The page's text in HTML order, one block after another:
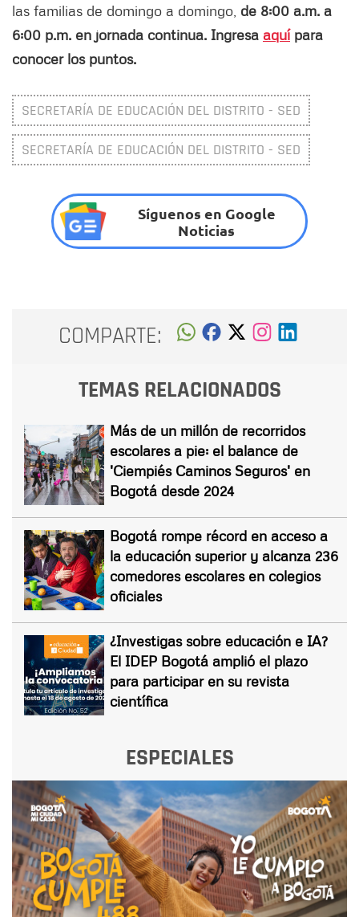
las familias de domingo a domingo, de 8:00 a.m. a
6:00 p.m. en jornada continua. Ingresa aquípara
conocer los puntos.
SECRETARÍA DE EDUCACIÓN DEL DISTRITO - SED
SECRETARÍA DE EDUCACIÓN DEL DISTRITO - SED
Síguenos en Google
Noticias
COMPARTE:
TEMAS RELACIONADOS
Más de un millón de recorridos
escolares a pie: el balance de
'Ciempiés Caminos Seguros' en
Bogotá desde 2024
Bogotá rompe récord en acceso a
la educación superior y alcanza 236
comedores escolares en colegios
oficiales
¿Investigas sobre educación e IA?
El IDEP Bogotá amplió el plazo
para participar en su revista
científica
ESPECIALES